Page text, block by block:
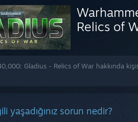
Relics of
Gladius - Relics of War hakkında
yaşadığınız sorun nedir?